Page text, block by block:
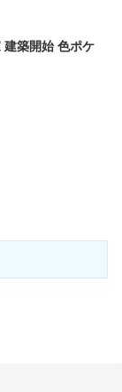
築開始 色ポケ